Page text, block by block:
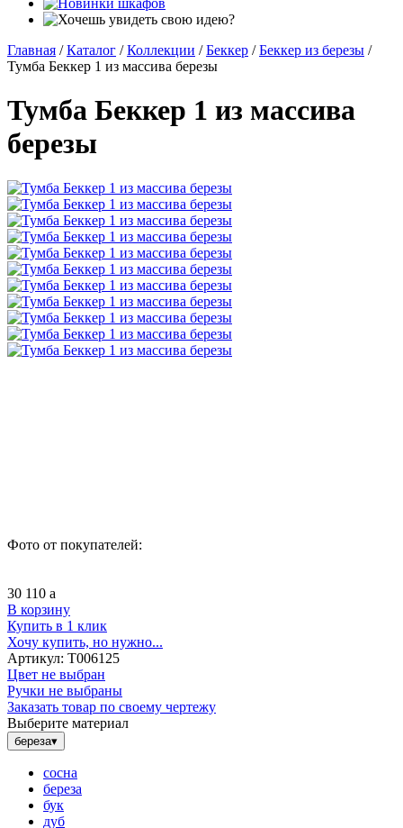
Главная / Каталог / Коллекции / Беккер / Беккер из березы /
Тумба Беккер 1 из массива березы
Тумба Беккер 1 из массива
березы
Фото от покупателей:
30 110 a
В корзину
Купить в 1 клик
Хочу купить, но нужно...
Артикул: Т006125
Цвет не выбран
Ручки не выбраны
Заказать товар по своему чертежу
Выберите материал
береза▾
сосна
береза
бук
дуб